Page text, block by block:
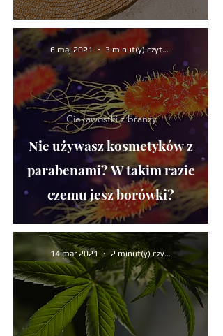
Nie używasz kosmetyków z
parabenami? W takim razie
czemu jesz borówki?
Ciekawostki z branży
6 maj 2021 3 minut(y) czytania
14 mar 2021 2 minut(y) czytania